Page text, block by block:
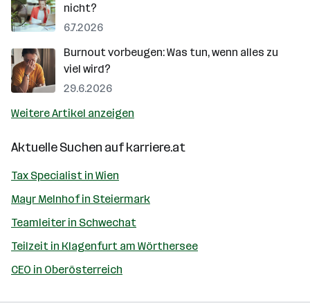
nicht?
6.7.2026
Burnout vorbeugen: Was tun, wenn alles zu
viel wird?
29.6.2026
Weitere Artikel anzeigen
Aktuelle Suchen aufkarriere.at
Tax Specialist in Wien
Mayr Melnhof in Steiermark
Teamleiter in Schwechat
Teilzeit in Klagenfurt am Wörthersee
CEO in Oberösterreich